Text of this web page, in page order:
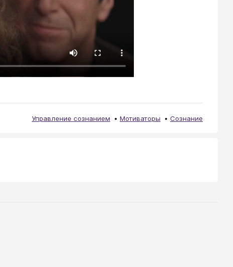
Управление сознанием Мотиваторы Сознание